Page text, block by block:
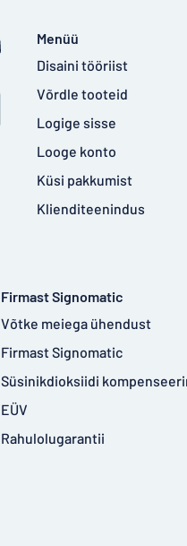
Menüü
Disaini tööriist
Võrdle tooteid
Logige sisse
Looge konto
Küsi pakkumist
Klienditeenindus
Firmast Signomatic
Võtke meiega ühendust
Firmast Signomatic
Süsinikdioksiidi
EÜV
Rahulolugarantii